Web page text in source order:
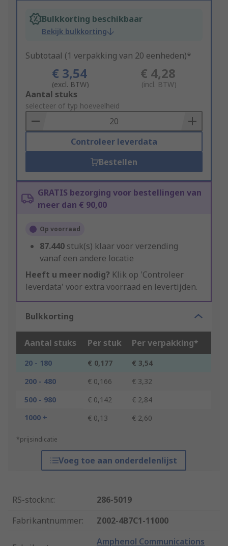
Bulkkorting beschikbaar
Bekijk bulkkorting
Subtotaal (1 verpakking van 20 eenheden)*
€ 3,54
(excl. BTW)
€ 4,28
(incl. BTW)
Add
to
Basket
Aantal stuks
selecteer of typ hoeveelheid
Controleer leverdata
Bestellen
GRATIS bezorging voor bestellingen van
meer dan € 90,00
Op voorraad
87.440 stuk(s) klaar voor verzending
vanaf een andere locatie
Heeft u meer nodig? Klik op 'Controleer
leverdata' voor extra voorraad en levertijden.
Bulkkorting
Aantal stuks Per stuk Per verpakking*
20 - 180 € 0,177
€ 3,54
200 - 480
€ 0,166
€ 3,32
500 - 980
€ 0,142
€ 2,84
1000 +
€ 0,13 € 2,60
*prijsindicatie
Voeg toe aan onderdelenlijst
RS-stocknr.:
286-5019
Fabrikantnummer: Z002-4B7C1-11000
Amphenol Communications